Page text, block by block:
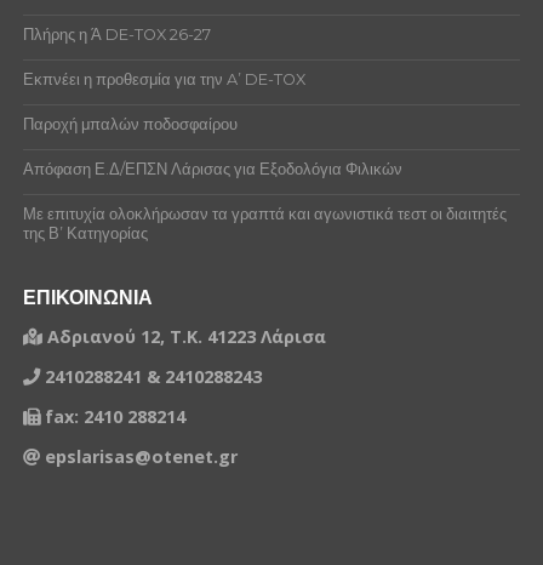
Πλήρης η Ά DE-TOX 26-27
Εκπνέει η προθεσμία για την A’ DE-TOX
Παροχή μπαλών ποδοσφαίρου
Απόφαση Ε.Δ/ΕΠΣΝ Λάρισας για Εξοδολόγια Φιλικών
Με επιτυχία ολοκλήρωσαν τα γραπτά και αγωνιστικά τεστ οι διαιτητές
της Β’ Κατηγορίας
ΕΠΙΚΟΙΝΩΝΙΑ
Αδριανού 12, Τ.Κ. 41223 Λάρισα
2410288241 & 2410288243
fax: 2410 288214
epslarisas@otenet.gr